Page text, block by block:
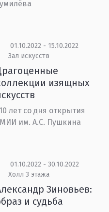
01.10.2022 - 15.10.2022
Зал искусств
изящных
лет со дня открытия
им. А.С. Пушкина
01.10.2022 - 30.10.2022
Холл 3 этажа
Зиновьев:
и судьба